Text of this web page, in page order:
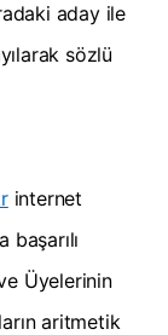
aday ile
sözlü
internet
başarılı
Üyelerinin
aritmetik